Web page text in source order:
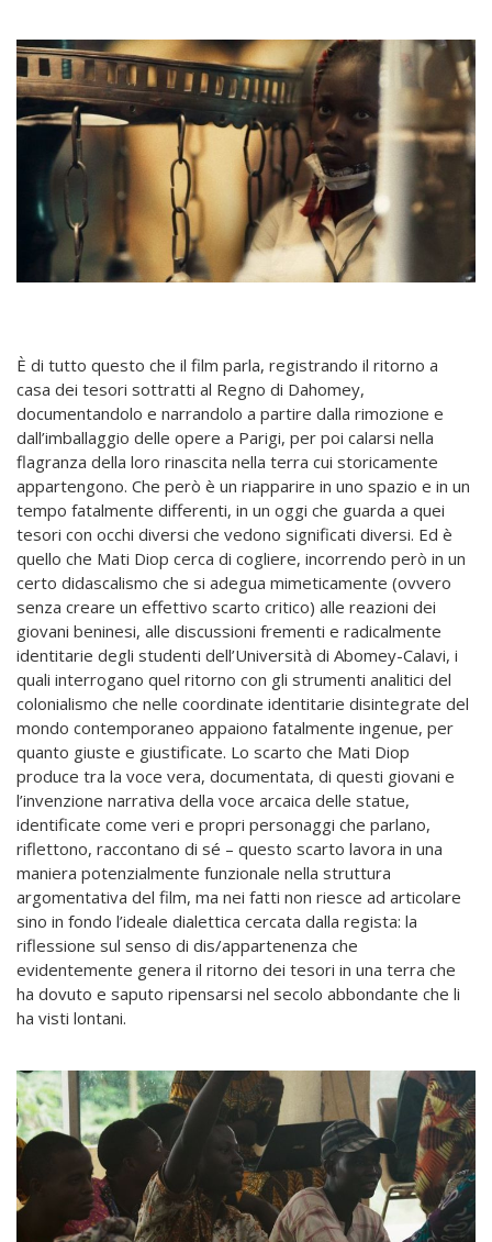
È di tutto questo che il film parla, registrando il ritorno a
casa dei tesori sottratti al Regno di Dahomey,
documentandolo e narrandolo a partire dalla rimozione e
dall’imballaggio delle opere a Parigi, per poi calarsi nella
flagranza della loro rinascita nella terra cui storicamente
appartengono. Che però è un riapparire in uno spazio e in un
tempo fatalmente differenti, in un oggi che guarda a quei
tesori con occhi diversi che vedono significati diversi. Ed è
quello che Mati Diop cerca di cogliere, incorrendo però in un
certo didascalismo che si adegua mimeticamente (ovvero
senza creare un effettivo scarto critico) alle reazioni dei
giovani beninesi, alle discussioni frementi e radicalmente
identitarie degli studenti dell’Università di Abomey-Calavi, i
quali interrogano quel ritorno con gli strumenti analitici del
colonialismo che nelle coordinate identitarie disintegrate del
mondo contemporaneo appaiono fatalmente ingenue, per
quanto giuste e giustificate. Lo scarto che Mati Diop
produce tra la voce vera, documentata, di questi giovani e
l’invenzione narrativa della voce arcaica delle statue,
identificate come veri e propri personaggi che parlano,
riflettono, raccontano di sé – questo scarto lavora in una
maniera potenzialmente funzionale nella struttura
argomentativa del film, ma nei fatti non riesce ad articolare
sino in fondo l’ideale dialettica cercata dalla regista: la
riflessione sul senso di dis/appartenenza che
evidentemente genera il ritorno dei tesori in una terra che
ha dovuto e saputo ripensarsi nel secolo abbondante che li
ha visti lontani.